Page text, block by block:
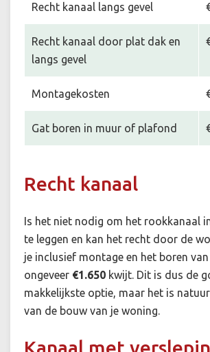
Recht kanaal langs gevel
Recht kanaal door plat dak en
langs gevel
Montagekosten
Gat boren in muur of plafond
Recht kanaal
Is het niet nodig om het rookkanaal
te leggen en kan het recht door de
je inclusief montage en het boren
ongeveer €1.650 kwijt. Dit is dus de
makkelijkste optie, maar het is
van de bouw van je woning.